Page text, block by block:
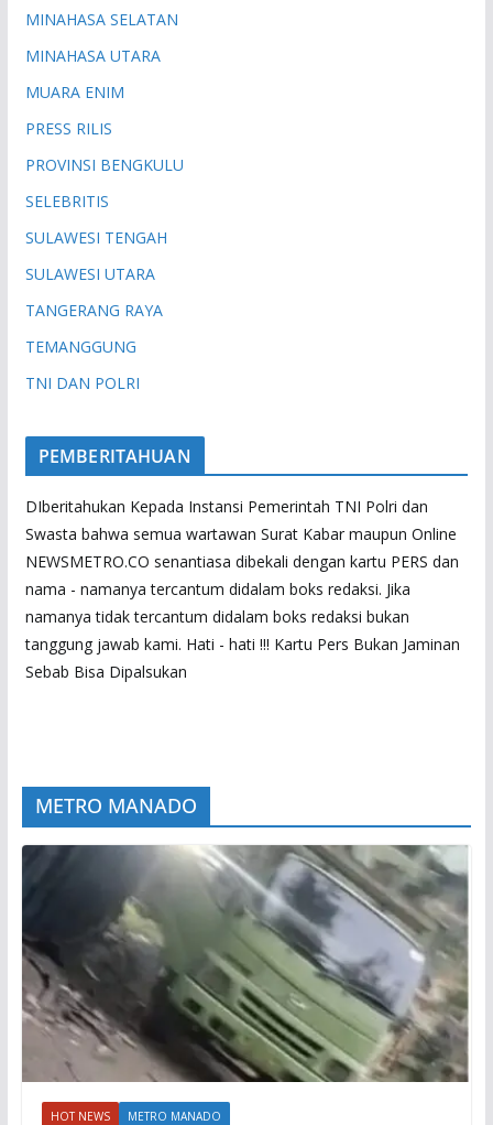
MINAHASA SELATAN
MINAHASA UTARA
MUARA ENIM
PRESS RILIS
PROVINSI BENGKULU
SELEBRITIS
SULAWESI TENGAH
SULAWESI UTARA
TANGERANG RAYA
TEMANGGUNG
TNI DAN POLRI
PEMBERITAHUAN
DIberitahukan Kepada Instansi Pemerintah TNI Polri dan
Swasta bahwa semua wartawan Surat Kabar maupun Online
NEWSMETRO.CO senantiasa dibekali dengan kartu PERS dan
nama - namanya tercantum didalam boks redaksi. Jika
namanya tidak tercantum didalam boks redaksi bukan
tanggung jawab kami. Hati - hati !!! Kartu Pers Bukan Jaminan
Sebab Bisa Dipalsukan
METRO MANADO
HOT NEWS METRO MANADO